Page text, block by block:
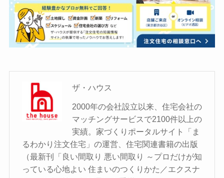
ザ・ハウス
2000年の会社設立以来、住宅会社の
マッチングサービスで2100件以上の
実績。家づくりポータルサイト「ま
るわかり注文住宅」の運営、住宅関連書籍の出版
（最新刊「良い間取り 悪い間取り ～プロだけが知
っている心地よい 住まいのつくりかた／エクスナ